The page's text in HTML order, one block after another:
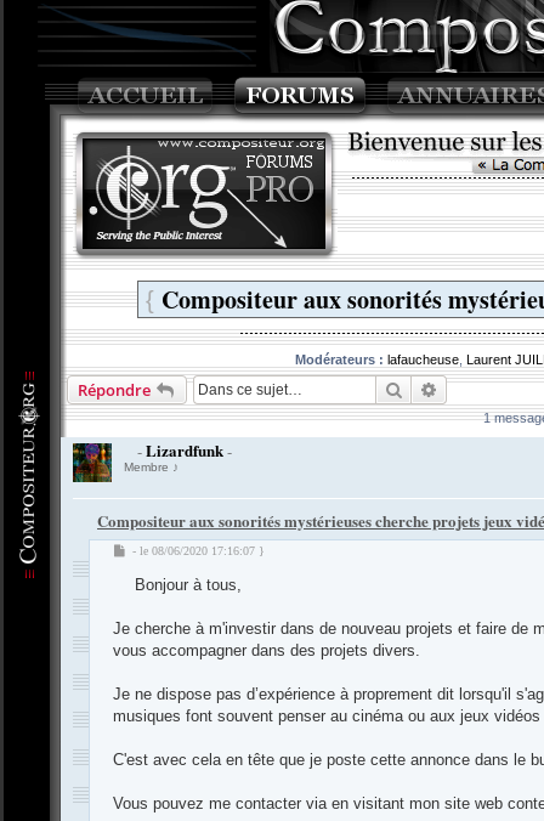
{ Compositeur aux sonorités
Modérateurs : lafaucheuse Laurent
Répondre Rechercher
Recherche
1
-Lizardfunk-
Membre ♪
Compositeur aux sonorités mystérieuses cherche projets jeux
M
e
- le 08/06/2020 17:16:07 }
Bonjour à tous,
Je cherche à m'investir dans de nouveau projets et faire de
vous accompagner dans des projets divers.
Je ne dispose pas d’expérience à proprement dit lorsqu'il
musiques font souvent penser au cinéma ou aux jeux
C'est avec cela en tête que je poste cette annonce dans le
Vous pouvez me contacter via en visitant mon site web